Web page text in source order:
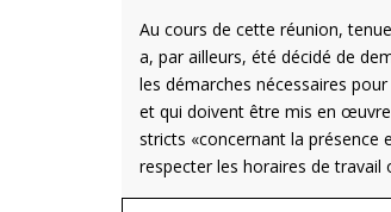
Au cours de cette réunion,
a, par ailleurs, été décidé de
les démarches nécessaires
et qui doivent être mis en œuvre
stricts «concernant la présence
respecter les horaires de travail